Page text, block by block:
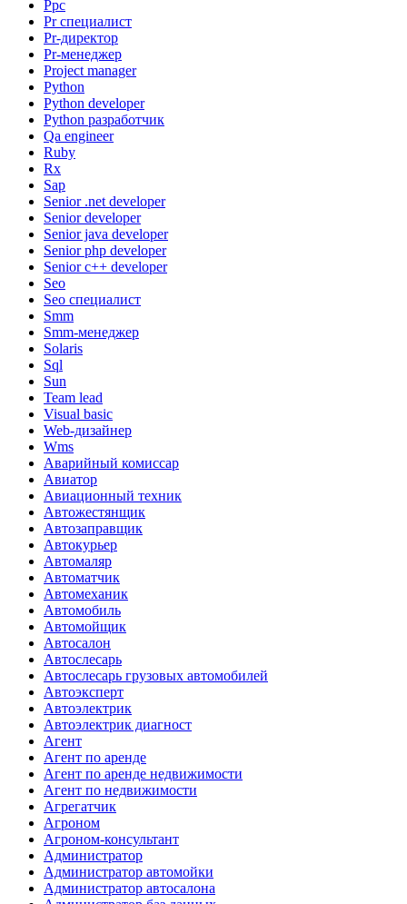
Ppc
Pr специалист
Pr-директор
Pr-менеджер
Project manager
Python
Python developer
Python разработчик
Qa engineer
Ruby
Rx
Sap
Senior .net developer
Senior developer
Senior java developer
Senior php developer
Senior с++ developer
Seo
Seo специалист
Smm
Smm-менеджер
Solaris
Sql
Sun
Team lead
Visual basic
Web-дизайнер
Wms
Аварийный комиссар
Авиатор
Авиационный техник
Автожестянщик
Автозаправщик
Автокурьер
Автомаляр
Автоматчик
Автомеханик
Автомобиль
Автомойщик
Автосалон
Автослесарь
Автослесарь грузовых автомобилей
Автоэксперт
Автоэлектрик
Автоэлектрик диагност
Агент
Агент по аренде
Агент по аренде недвижимости
Агент по недвижимости
Агрегатчик
Агроном
Агроном-консультант
Администратор
Администратор автомойки
Администратор автосалона